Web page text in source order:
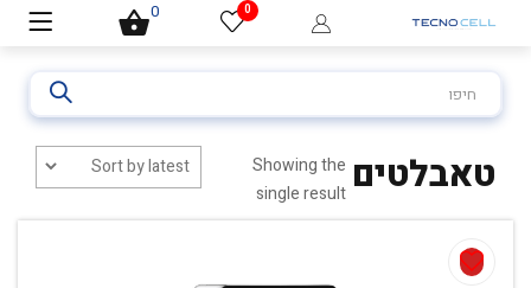
0
0
עבור:
Showing the
single result טאבלטים